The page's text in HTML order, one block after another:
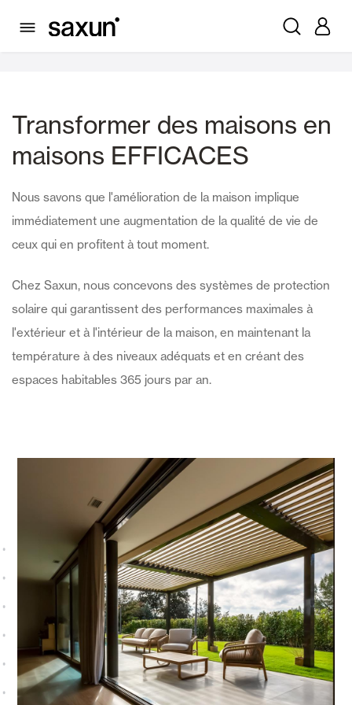
Logements
Transformer des maisons en
maisons EFFICACES
Nous savons que l'amélioration de la maison implique
immédiatement une augmentation de la qualité de vie de
ceux qui en profitent à tout moment.
Chez Saxun, nous concevons des systèmes de protection
solaire qui garantissent des performances maximales à
l'extérieur et à l'intérieur de la maison, en maintenant la
température à des niveaux adéquats et en créant des
espaces habitables 365 jours par an.